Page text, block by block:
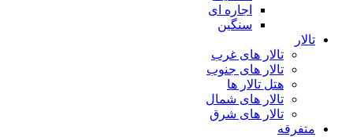
اجاره ای
سنگین
تالار
تالار های غرب
تالار های جنوب
هتل تالار ها
تالار های شمال
تالار های شرق
متفرقه